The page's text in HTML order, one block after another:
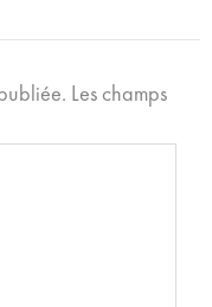
Les champs